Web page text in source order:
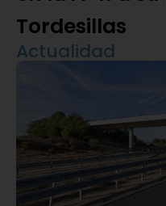
Tordesillas
Actualidad